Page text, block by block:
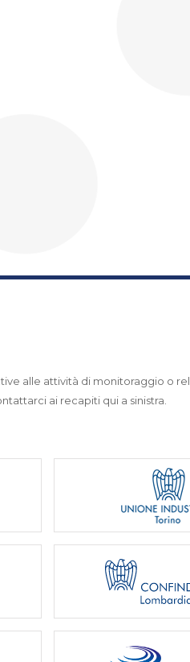
alle attività di monitoraggio o
ai recapiti qui a sinistra.